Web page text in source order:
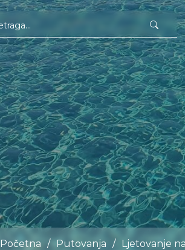
Početna / Putovanja / Ljetovanje